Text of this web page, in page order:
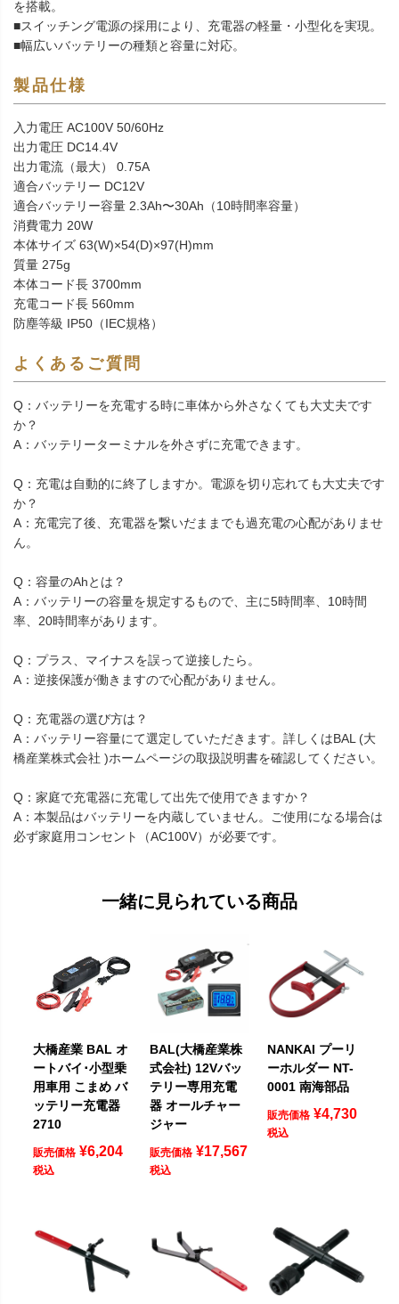
を搭載。
■スイッチング電源の採用により、充電器の軽量・小型化を実現。
■幅広いバッテリーの種類と容量に対応。
製品仕様
入力電圧 AC100V 50/60Hz
出力電圧 DC14.4V
出力電流（最大） 0.75A
適合バッテリー DC12V
適合バッテリー容量 2.3Ah〜30Ah（10時間率容量）
消費電力 20W
本体サイズ 63(W)×54(D)×97(H)mm
質量 275g
本体コード長 3700mm
充電コード長 560mm
防塵等級 IP50（IEC規格）
よくあるご質問
Q：バッテリーを充電する時に車体から外さなくても大丈夫です
か？
A：バッテリーターミナルを外さずに充電できます。
Q：充電は自動的に終了しますか。電源を切り忘れても大丈夫です
か？
A：充電完了後、充電器を繋いだままでも過充電の心配がありませ
ん。
Q：容量のAhとは？
A：バッテリーの容量を規定するもので、主に5時間率、10時間
率、20時間率があります。
Q：プラス、マイナスを誤って逆接したら。
A：逆接保護が働きますので心配がありません。
Q：充電器の選び方は？
A：バッテリー容量にて選定していただきます。詳しくはBAL (大
橋産業株式会社 )ホームページの取扱説明書を確認してください。
Q：家庭で充電器に充電して出先で使用できますか？
A：本製品はバッテリーを内蔵していません。ご使用になる場合は
必ず家庭用コンセント（AC100V）が必要です。
一緒に見られている商品
大橋産業 BAL オ
ートバイ･小型乗
用車用 こまめ バ
ッテリー充電器
2710
販売価格 ¥6,204
税込
BAL(大橋産業株
式会社) 12Vバッ
テリー専用充電
器 オールチャー
ジャー
販売価格 ¥17,567
税込
NANKAI プーリ
ーホルダー NT-
0001 南海部品
販売価格 ¥4,730
税込